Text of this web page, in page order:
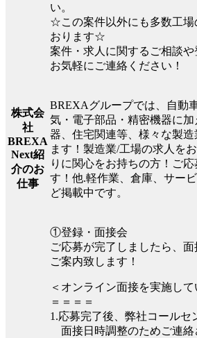
い。
☆この案件以外にも多数工場
おります☆
案件・求人に関するご相談
お気軽にご連絡ください！
株式会
社
BREXA
Next紹
介のお
仕事
BREXAグループでは、自動
気・電子部品・精密機器に
器、住宅関連等、様々な製
ます！製造業/工場の求人を
りに関心をお持ちの方！ご
す！他.軽作業、倉庫、サー
ど掲載中です。
①登録・面接会
ご応募が完了しましたら、
ご案内致します！
＜オンライン面接を実施して
＝＝＝＝
1.応募完了後、弊社コールセ
面接日時調整のためご連絡